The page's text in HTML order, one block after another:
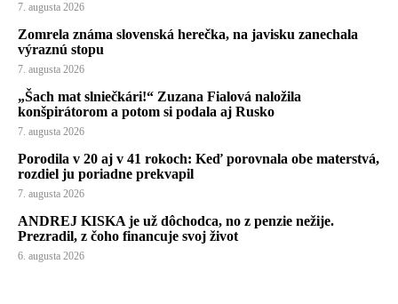
7. augusta 2026
Zomrela známa slovenská herečka, na javisku zanechala
výraznú stopu
7. augusta 2026
„Šach mat slniečkári!“ Zuzana Fialová naložila
konšpirátorom a potom si podala aj Rusko
7. augusta 2026
Porodila v 20 aj v 41 rokoch: Keď porovnala obe materstvá,
rozdiel ju poriadne prekvapil
7. augusta 2026
ANDREJ KISKA je už dôchodca, no z penzie nežije.
Prezradil, z čoho financuje svoj život
6. augusta 2026